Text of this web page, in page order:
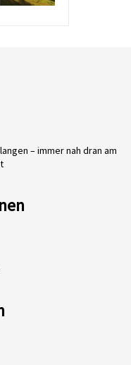
– immer nah dran am